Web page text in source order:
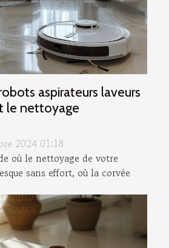
aspirateurs laveurs
le nettoyage
2024 01:18
où le nettoyage de votre
sans effort, où la corvée